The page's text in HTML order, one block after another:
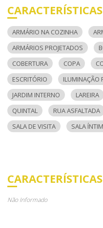
ARMÁRIO NA COZINHA
ARMÁRIOS PROJETADOS
COBERTURA
COPA
ESCRITÓRIO
ILUMINAÇÃO
JARDIM INTERNO
LAREIRA
QUINTAL
RUA ASFALTADA
SALA DE VISITA
SALA
Não Informado